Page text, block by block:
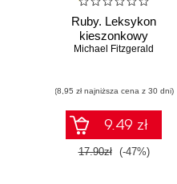
Ruby. Leksykon
kieszonkowy
Michael Fitzgerald
(8,95 zł najniższa cena z 30 dni)
9.49 zł
17.90zł (-47%)